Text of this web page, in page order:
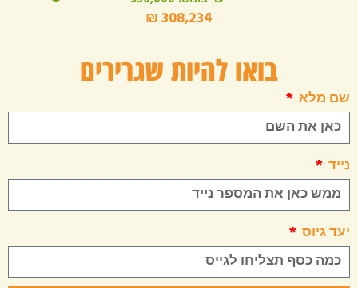
בואו להיות שגרירים
שם מלא
נייד
יעד גיוס